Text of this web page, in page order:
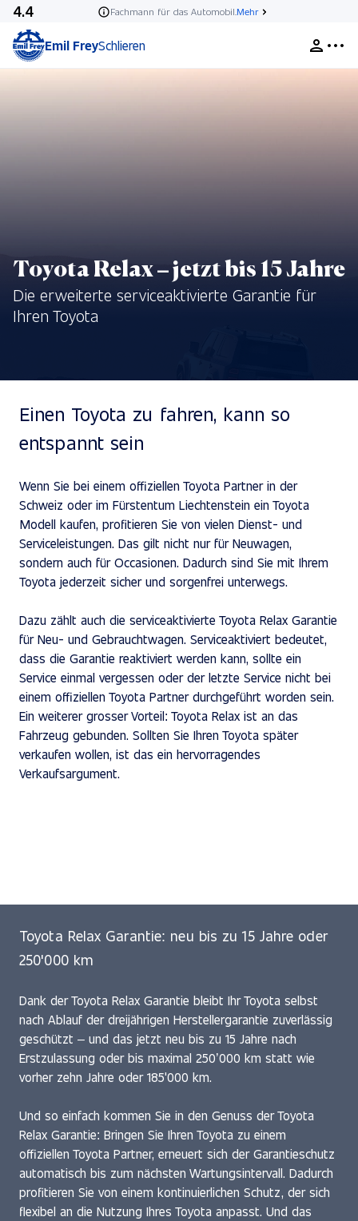
4.4 Fachmann für das Automobil. Mehr
Emil FreySchlieren
Toyota Relax – jetzt bis 15 Jahre
Die erweiterte serviceaktivierte Garantie für
Ihren Toyota
Einen Toyota zu fahren, kann so
entspannt sein
Wenn Sie bei einem offiziellen Toyota Partner in der
Schweiz oder im Fürstentum Liechtenstein ein Toyota
Modell kaufen, profitieren Sie von vielen Dienst- und
Serviceleistungen. Das gilt nicht nur für Neuwagen,
sondern auch für Occasionen. Dadurch sind Sie mit Ihrem
Toyota jederzeit sicher und sorgenfrei unterwegs.
Dazu zählt auch die serviceaktivierte Toyota Relax Garantie
für Neu- und Gebrauchtwagen. Serviceaktiviert bedeutet,
dass die Garantie reaktiviert werden kann, sollte ein
Service einmal vergessen oder der letzte Service nicht bei
einem offiziellen Toyota Partner durchgeführt worden sein.
Ein weiterer grosser Vorteil: Toyota Relax ist an das
Fahrzeug gebunden. Sollten Sie Ihren Toyota später
verkaufen wollen, ist das ein hervorragendes
Verkaufsargument.
Toyota Relax Garantie: neu bis zu 15 Jahre oder
250'000 km
Dank der Toyota Relax Garantie bleibt Ihr Toyota selbst
nach Ablauf der dreijährigen Herstellergarantie zuverlässig
geschützt – und das jetzt neu bis zu 15 Jahre nach
Erstzulassung oder bis maximal 250’000 km statt wie
vorher zehn Jahre oder 185'000 km.
Und so einfach kommen Sie in den Genuss der Toyota
Relax Garantie: Bringen Sie Ihren Toyota zu einem
offiziellen Toyota Partner, erneuert sich der Garantieschutz
automatisch bis zum nächsten Wartungsintervall. Dadurch
profitieren Sie von einem kontinuierlichen Schutz, der sich
flexibel an die Nutzung Ihres Toyota anpasst. Und das